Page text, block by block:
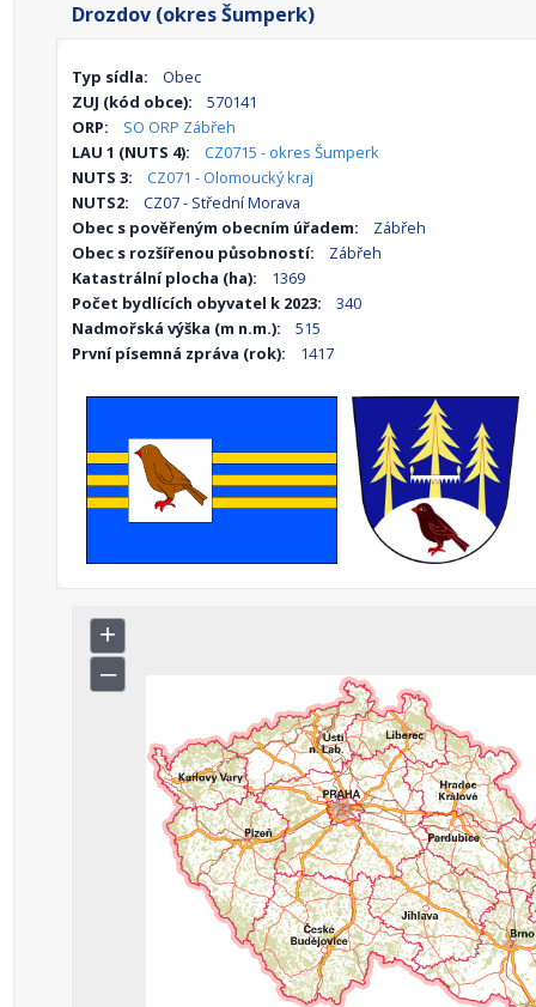
Drozdov (okres Šumperk)
Typ sídla:
Obec
ZUJ (kód obce):
570141
ORP:
SO ORP Zábřeh
LAU 1 (NUTS 4):
CZ0715 - okres Šumperk
NUTS 3:
CZ071 - Olomoucký kraj
NUTS2:
CZ07 - Střední Morava
Obec s pověřeným obecním úřadem:
Zábřeh
Obec s rozšířenou působností:
Zábřeh
Katastrální plocha (ha):
1369
Počet bydlících obyvatel k 2023:
340
Nadmořská výška (m n.m.):
515
První písemná zpráva (rok):
1417